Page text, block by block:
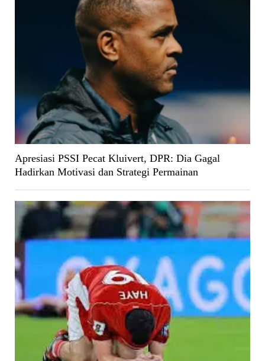
Apresiasi PSSI Pecat Kluivert, DPR: Dia Gagal
Hadirkan Motivasi dan Strategi Permainan